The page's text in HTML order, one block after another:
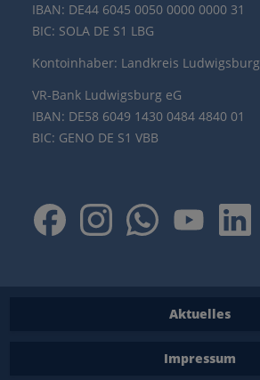
IBAN: DE44 6045 0050 0000 0000 31
BIC: SOLA DE S1 LBG
Kontoinhaber: Landkreis Ludwigsburg
VR-Bank Ludwigsburg eG
IBAN: DE58 6049 1430 0484 4840 01
BIC: GENO DE S1 VBB
Aktuelles
Impressum